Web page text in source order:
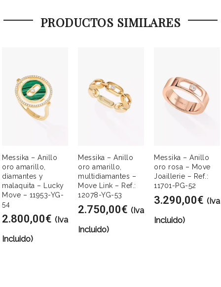
PRODUCTOS SIMILARES
Messika – Anillo
oro amarillo,
diamantes y
malaquita – Lucky
Move – 11953-YG-
54
2.800,00€ (Iva
Incluido)
Messika – Anillo
oro amarillo,
multidiamantes –
Move Link – Ref.:
12078-YG-53
2.750,00€ (Iva
Incluido)
Messika – Anillo
oro rosa – Move
Joaillerie – Ref.:
11701-PG-52
3.290,00€ (Iva
Incluido)